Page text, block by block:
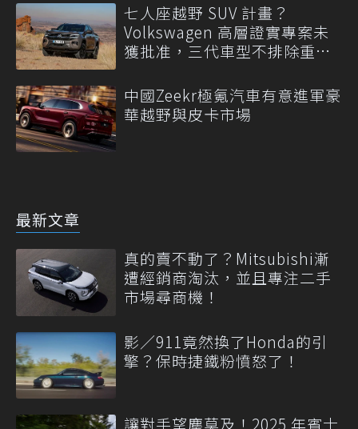
七人座越野 SUV 計畫？
Volkswagen 高層證實專案未
獲批准，三代車型不排除重
中國Zeekr極氪汽車有意進軍豪
華越野與皮卡市場
最新文章
真的賣不動了？Mitsubishi漸
遭經銷商淘汰，並且專注二手
市場尋商機！
影／911竟然換了Honda的引
擎？保時捷鐵粉憤怒了！
讓對手望塵莫及！2025 年賓士